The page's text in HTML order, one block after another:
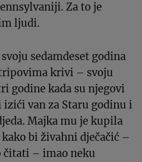
Za to je
ljudi.
svoju sedamdeset godina
krivi – svoju
godine kada su njegovi
van za Staru godinu i
Majka mu je kupila
kako bi živahni dječačić –
čitati – imao neku